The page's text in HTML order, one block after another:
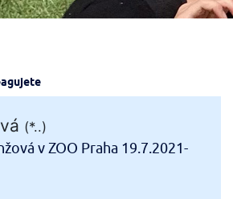
(*..)
v ZOO Praha 19.7.2021-